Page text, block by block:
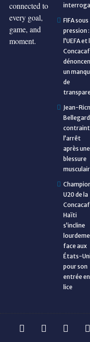
connected to
every goal,
game, and
moment.
FIFA sous
pression :
l’UEFA et
Concacaf
un
de
Jean-
contraint
l’arrêt
après une
blessure
U20 de la
Concacaf
Haïti
s’incline
face aux
États-
pour son
entrée en
lice